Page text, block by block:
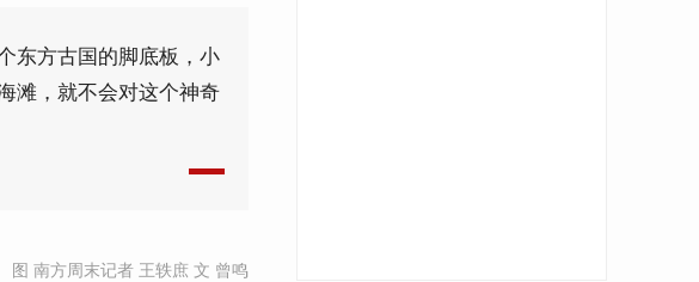
东方古国的脚底板，小
滩，就不会对这个神奇
图 南方周末记者 王轶庶 文 曾鸣